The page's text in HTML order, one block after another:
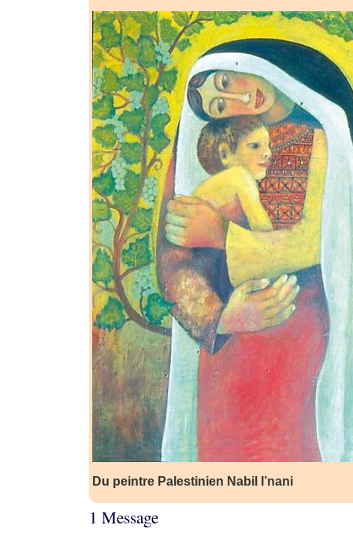
Du peintre Palestinien Nabil I’nani
1 Message